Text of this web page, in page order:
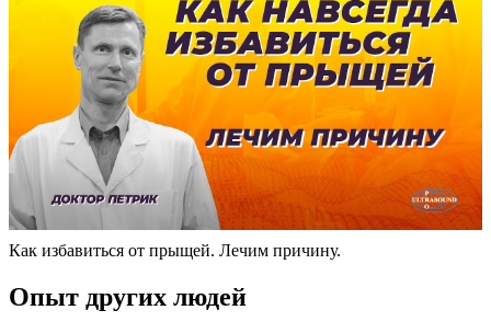
Как избавиться от прыщей. Лечим причину.
Опыт других людей